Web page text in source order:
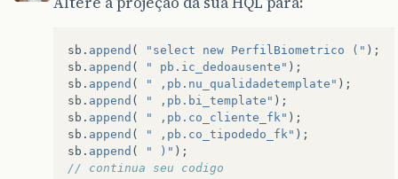
sb . append ( "select new PerfilBiometrico (" );
sb . append ( " pb.ic_dedoausente" );
sb . append ( " ,pb.nu_qualidadetemplate" );
sb . append ( " ,pb.bi_template" );
sb . append ( " ,pb.co_cliente_fk" );
sb . append ( " ,pb.co_tipodedo_fk" );
sb . append ( " )" );
// continua seu codigo